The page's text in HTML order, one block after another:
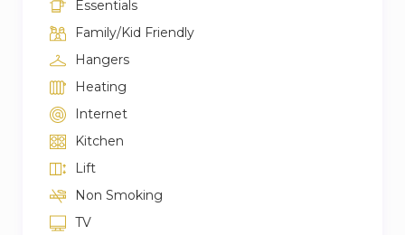
Essentials
Family/Kid Friendly
Hangers
Heating
Internet
Kitchen
Lift
Non Smoking
TV